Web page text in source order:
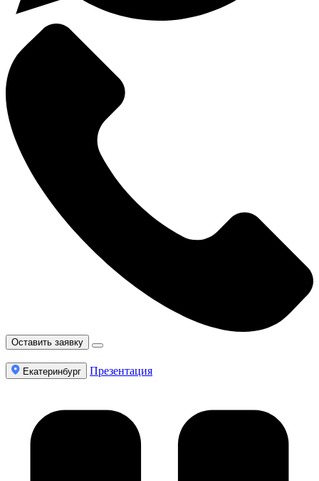
Оставить заявку
Екатеринбург Презентация